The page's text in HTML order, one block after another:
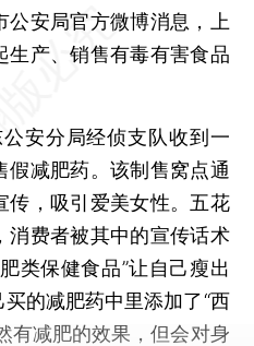
公安局官方微博消息，上
生产、销售有毒有害食品
分局经侦支队收到一
减肥药。该制售窝点通
传，吸引爱美女性。五花
消费者被其中的宣传话术
类保健食品”让自己瘦出
的减肥药中里添加了“西
有减肥的效果，但会对身